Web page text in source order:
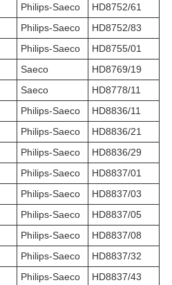
Philips-Saeco
HD8752/61
Philips-Saeco
HD8752/83
Philips-Saeco
HD8755/01
Saeco
HD8769/19
Saeco
HD8778/11
Philips-Saeco
HD8836/11
Philips-Saeco
HD8836/21
Philips-Saeco
HD8836/29
Philips-Saeco
HD8837/01
Philips-Saeco
HD8837/03
Philips-Saeco
HD8837/05
Philips-Saeco
HD8837/08
Philips-Saeco
HD8837/32
Philips-Saeco
HD8837/43